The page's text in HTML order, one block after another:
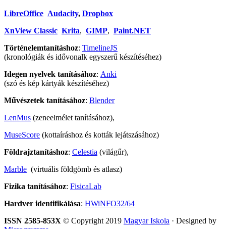
LibreOffice Audacity, Dropbox
XnView Classic Krita, GIMP, Paint.NET
Történelemtanításhoz: TimelineJS
(kronológiák és idővonalk egyszerű készítéséhez)
Idegen nyelvek tanításához: Anki
(szó és kép kártyák készítéséhez)
Művészetek tanításához: Blender
LenMus (zeneelmélet tanításához),
MuseScore (kottaíráshoz és kották lejátszásához)
Földrajztanításhoz: Celestia (világűr),
Marble (virtuális földgömb és atlasz)
Fizika tanításához: FisicaLab
Hardver identifikálása: HWiNFO32/64
ISSN 2585-853X © Copyright 2019 Magyar Iskola · Designed by